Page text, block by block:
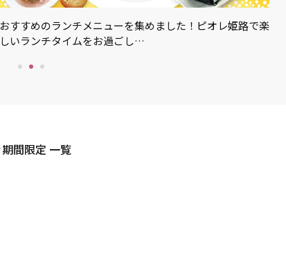
おすすめのランチメニューを集めました！ピオレ姫路で楽
しいランチタイムをお過ごし…
期間限定 一覧